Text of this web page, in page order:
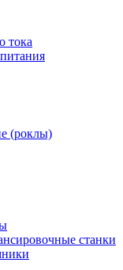
тока
(роклы)
станки